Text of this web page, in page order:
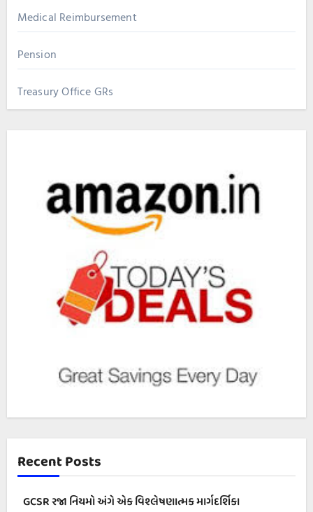
Medical Reimbursement
Pension
Treasury Office GRs
Recent Posts
GCSR રજા નિયમો અંગે એક વિશ્લેષણાત્મક માર્ગદર્શિકા